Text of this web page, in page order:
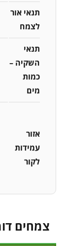
תנאי אור
לצמח
תנאי
השקיה –
כמות
מים
אזור
עמידות
לקור
צמחים